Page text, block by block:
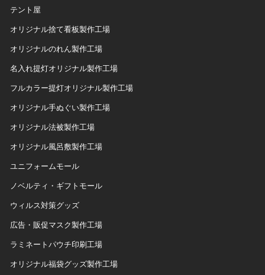
テント屋
オリジナル捨て看板製作工場
オリジナルのれん製作工場
名入れ提灯オリジナル製作工場
フルカラー提灯オリジナル製作工場
オリジナル手ぬぐい製作工場
オリジナル法被製作工場
オリジナル風呂敷製作工場
ユニフォームモール
ノベルティ・ギフトモール
ウィルス対策グッズ
広告・販促マスク製作工場
ラミネートパウチ印刷工場
オリジナル福袋グッズ製作工場